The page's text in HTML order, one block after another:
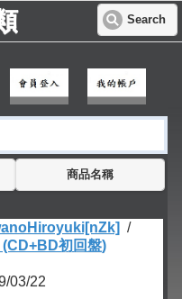
Search
商品名稱
/
初回盤)
03/22